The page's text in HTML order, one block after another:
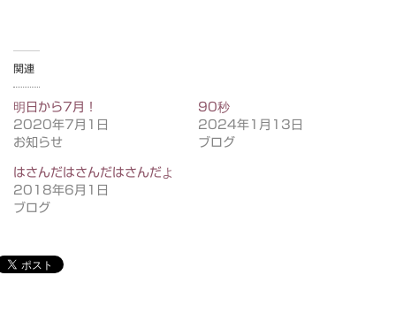
関連
明日から7月！
2020年7月1日
お知らせ
90秒
2024年1月13日
ブログ
はさんだはさんだはさんだよ
2018年6月1日
ブログ